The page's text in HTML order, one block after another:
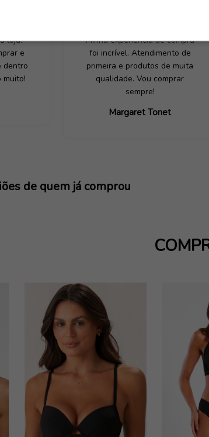
loja.
e
dentro
muito!
Minha experiência de compra
foi incrível. Atendimento de
primeira e produtos de muita
qualidade. Vou comprar
sempre!
Margaret Tonet
de quem já comprou